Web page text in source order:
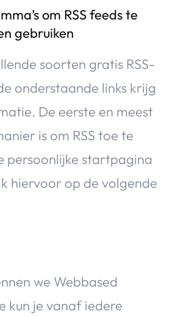
om RSS feeds te
gebruiken
soorten gratis RSS-
onderstaande links krijg
De eerste en meest
is om RSS toe te
persoonlijke startpagina
hiervoor op de volgende
we Webbased
kun je vanaf iedere